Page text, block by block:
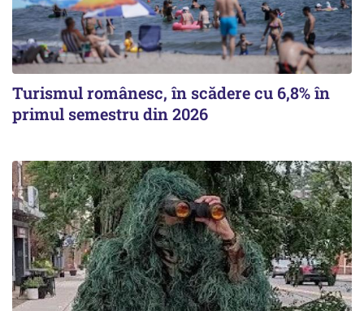
Turismul românesc, în scădere cu 6,8% în
primul semestru din 2026